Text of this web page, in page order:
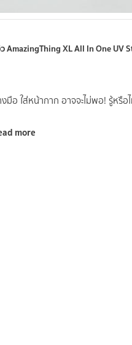
AmazingThing XL All In One UV
มือ ใส่หน้ากาก อาจจะไม่พอ! รู้หรือ
more